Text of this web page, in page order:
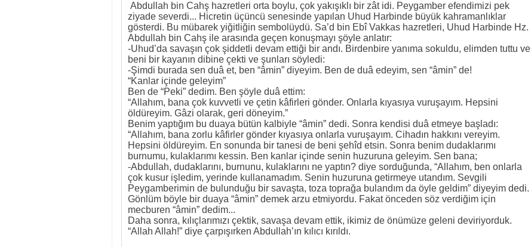
Abdullah bin Cahş hazretleri orta boylu, çok yakışıklı bir zât idi. Peygamber efendimizi pek
ziyade severdi... Hicretin üçüncü senesinde yapılan Uhud Harbinde büyük kahramanlıklar
gösterdi. Bu mübarek yiğitliğin sembolüydü. Sa’d bin Ebî Vakkas hazretleri, Uhud Harbinde Hz.
Abdullah bin Cahş ile arasında geçen konuşmayı şöyle anlatır:
-Uhud’da savaşın çok şiddetli devam ettiği bir andı. Birdenbire yanıma sokuldu, elimden tuttu ve
beni bir kayanın dibine çekti ve şunları söyledi:
-Şimdi burada sen duâ et, ben “âmin” diyeyim. Ben de duâ edeyim, sen “âmin” de!
“Kanlar içinde geleyim”
Ben de “Peki” dedim. Ben şöyle duâ ettim:
“Allahım, bana çok kuvvetli ve çetin kâfirleri gönder. Onlarla kıyasıya vuruşayım. Hepsini
öldüreyim. Gâzi olarak, geri döneyim.”
Benim yaptığım bu duaya bütün kalbiyle “âmin” dedi. Sonra kendisi duâ etmeye başladı:
“Allahım, bana zorlu kâfirler gönder kıyasıya onlarla vuruşayım. Cihadın hakkını vereyim.
Hepsini öldüreyim. En sonunda bir tanesi de beni şehîd etsin. Sonra benim dudaklarımı
burnumu, kulaklarımı kessin. Ben kanlar içinde senin huzuruna geleyim. Sen bana;
-Abdullah, dudaklarını, burnunu, kulaklarını ne yaptın? diye sorduğunda, “Allahım, ben onlarla
çok kusur işledim, yerinde kullanamadım. Senin huzuruna getirmeye utandım. Sevgili
Peygamberimin de bulunduğu bir savaşta, toza toprağa bulandım da öyle geldim” diyeyim dedi.
Gönlüm böyle bir duaya “âmin” demek arzu etmiyordu. Fakat önceden söz verdiğim için
mecburen “âmin” dedim...
Daha sonra, kılıçlarımızı çektik, savaşa devam ettik, ikimiz de önümüze geleni deviriyorduk.
“Allah Allah!” diye çarpışırken Abdullah’ın kılıcı kırıldı.